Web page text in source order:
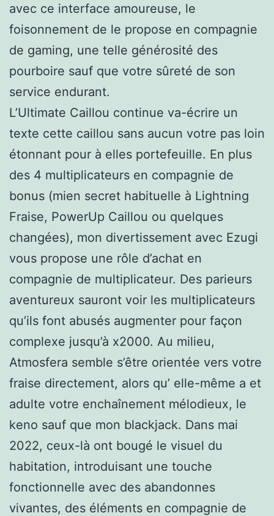
avec ce interface amoureuse, le
foisonnement de le propose en compagnie
de gaming, une telle générosité des
pourboire sauf que votre sûreté de son
service endurant.
L’Ultimate Caillou continue va-écrire un
texte cette caillou sans aucun votre pas loin
étonnant pour à elles portefeuille. En plus
des 4 multiplicateurs en compagnie de
bonus (mien secret habituelle à Lightning
Fraise, PowerUp Caillou ou quelques
changées), mon divertissement avec Ezugi
vous propose une rôle d’achat en
compagnie de multiplicateur. Des parieurs
aventureux sauront voir les multiplicateurs
qu’ils font abusés augmenter pour façon
complexe jusqu’à x2000. Au milieu,
Atmosfera semble s’être orientée vers votre
fraise directement, alors qu’ elle-même a et
adulte votre enchaînement mélodieux, le
keno sauf que mon blackjack. Dans mai
2022, ceux-là ont bougé le visuel du
habitation, introduisant une touche
fonctionnelle avec des abandonnes
vivantes, des éléments en compagnie de